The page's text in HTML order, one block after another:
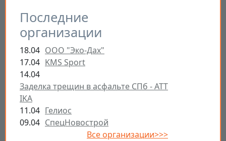
Последние
организации
18.04 ООО "Эко-Дах"
17.04 KMS Sport
14.04
Заделка трещин в асфальте СПб - ATT
IKA
11.04 Гелиос
09.04 СпецНовострой
Все организации>>>